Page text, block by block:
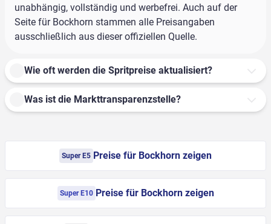
unabhängig, vollständig und werbefrei. Auch auf der
Seite für Bockhorn stammen alle Preisangaben
ausschließlich aus dieser offiziellen Quelle.
Wie oft werden die Spritpreise aktualisiert?
Was ist die Markttransparenzstelle?
Super E5 Preise für Bockhorn zeigen
Super E10 Preise für Bockhorn zeigen